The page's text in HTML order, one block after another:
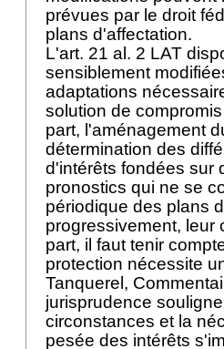
prévues par le droit
plans d'affectation.
L'art. 21 al. 2 LAT
sensiblement
adaptations
solution de
part, l'aménagement
détermination des
d'intérêts fondées sur
pronostics qui ne se
périodique des plans
progressivement, leur
part, il faut tenir
protection nécessite
Tanquerel,
jurisprudence
circonstances et la
pesée des intérêts